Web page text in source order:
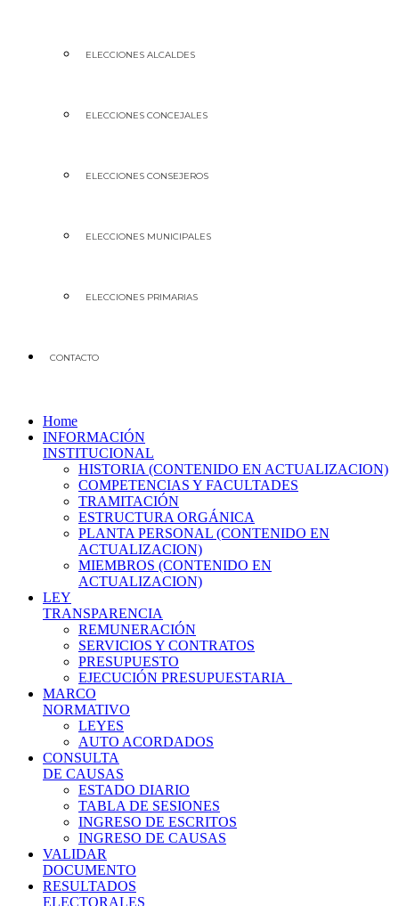
ELECCIONES ALCALDES
ELECCIONES CONCEJALES
ELECCIONES CONSEJEROS
ELECCIONES MUNICIPALES
ELECCIONES PRIMARIAS
CONTACTO
Home
INFORMACIÓN
INSTITUCIONAL
HISTORIA (CONTENIDO EN ACTUALIZACION)
COMPETENCIAS Y FACULTADES
TRAMITACIÓN
ESTRUCTURA ORGÁNICA
PLANTA PERSONAL (CONTENIDO EN
ACTUALIZACION)
MIEMBROS (CONTENIDO EN
ACTUALIZACION)
LEY
TRANSPARENCIA
REMUNERACIÓN
SERVICIOS Y CONTRATOS
PRESUPUESTO
EJECUCIÓN PRESUPUESTARIA
MARCO
NORMATIVO
LEYES
AUTO ACORDADOS
CONSULTA
DE CAUSAS
ESTADO DIARIO
TABLA DE SESIONES
INGRESO DE ESCRITOS
INGRESO DE CAUSAS
VALIDAR
DOCUMENTO
RESULTADOS
ELECTORALES